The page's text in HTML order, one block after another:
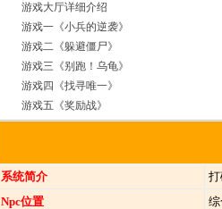
游戏大厅详细介绍
游戏一《小兵的逆袭》
游戏二《躲避僵尸》
游戏三《别跑！乌龟》
游戏四《找寻唯一》
游戏五《奖励战》
系统简介
Npc位置